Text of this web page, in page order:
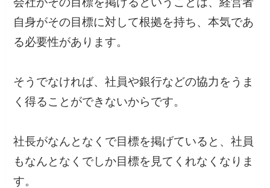
自身がその目標に対して根拠を持ち、本気であ
る必要性があります。
そうでなければ、社員や銀行などの協力をうま
く得ることができないからです。
社長がなんとなくで目標を掲げていると、社員
もなんとなくでしか目標を見てくれなくなりま
す。